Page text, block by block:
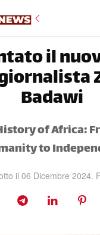
il
Badawi
of Africa:
to
il 06 Dicembre 2024.